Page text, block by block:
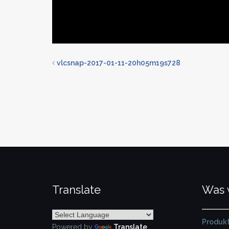
vlcsnap-2017-01-11-20h05m19s728
Translate
Powered by Translate
Was